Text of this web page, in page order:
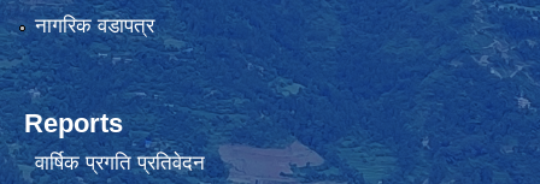
नागरिक वडापत्र
Reports
वार्षिक प्रगति प्रतिवेदन